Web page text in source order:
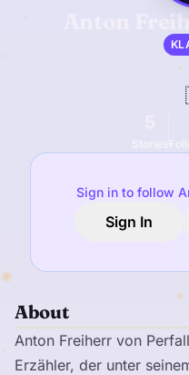
Anton
Sign in to follow
Sign In
About
Anton Freiherr von
Erzähler, der unter